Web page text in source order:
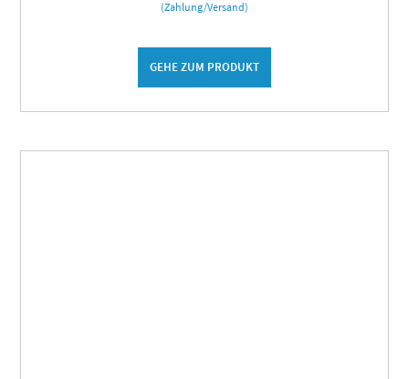
(Zahlung/Versand)
GEHE ZUM PRODUKT